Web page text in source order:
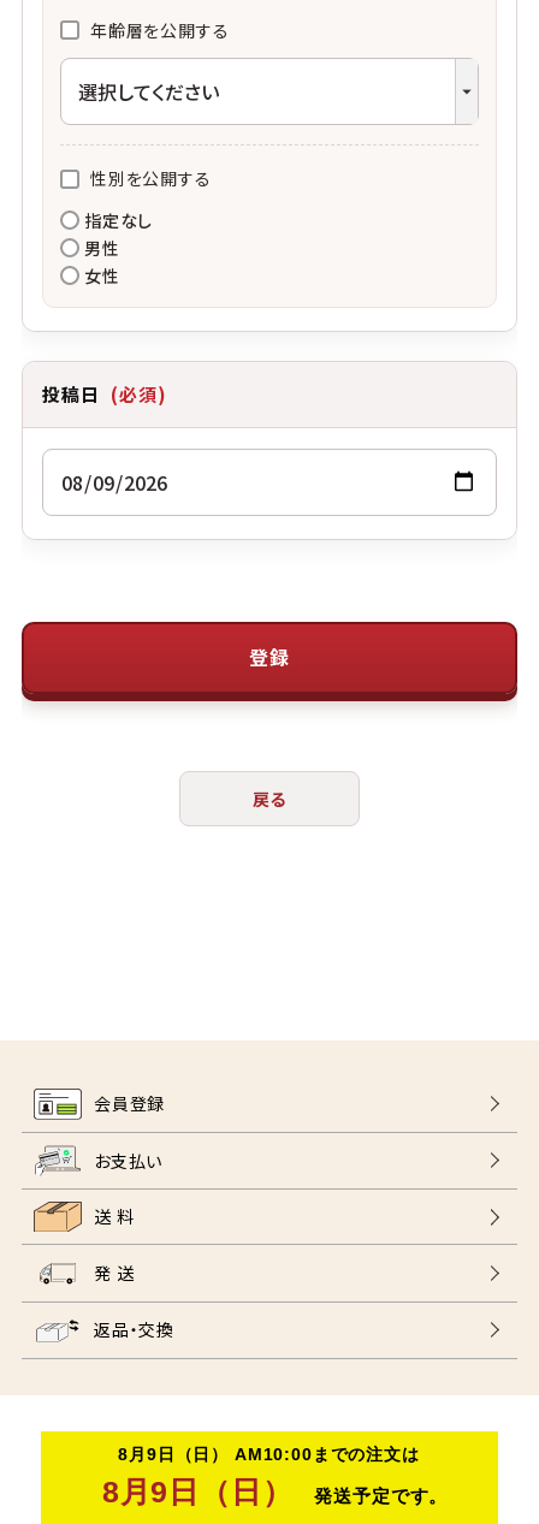
年齢層を公開する
性別を公開する
指定なし
男性
女性
投稿日 (必須)
登録
戻る
会員登録
お支払い
送 料
発 送
返品・交換